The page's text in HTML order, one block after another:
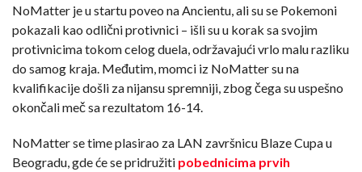
NoMatter je u startu poveo na Ancientu, ali su se Pokemoni
pokazali kao odlični protivnici – išli su u korak sa svojim
protivnicima tokom celog duela, održavajući vrlo malu razliku
do samog kraja. Međutim, momci iz NoMatter su na
kvalifikacije došli za nijansu spremniji, zbog čega su uspešno
okončali meč sa rezultatom 16-14.
NoMatter se time plasirao za LAN završnicu Blaze Cupa u
Beogradu, gde će se pridružiti pobednicima prvih